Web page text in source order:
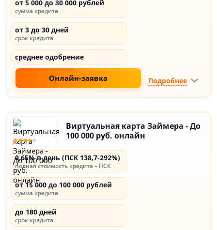
от 5 000 до 30 000 рублей
сумма кредита
от 3 до 30 дней
срок кредита
среднее одобрение
Онлайн-заявка Подробнее
Виртуальная карта Займера - До
100 000 руб. онлайн
0,65% в день (ПСК 138,7-292%)
полная стоимость кредита – ПСК
от 15 000 до 100 000 рублей
сумма кредита
до 180 дней
срок кредита